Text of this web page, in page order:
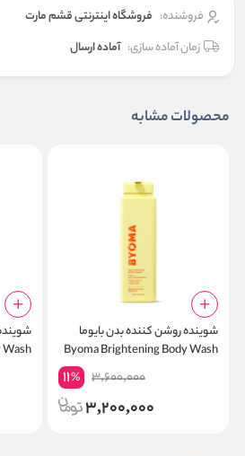
فروشنده: فروشگاه اینترنتی قشم مارت
زمان آماده سازی: آماده ارسال
محصولات مشابه
شوینده روشن کننده بدن بایوما
Byoma Brightening Body Wash
3,600,000
11%
3,200,000